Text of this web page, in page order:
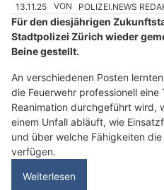
13.11.25 VON POLIZEI.NEWS
Für den diesjährigen
Stadtpolizei Zürich​​ wieder
Beine gestellt.
An verschiedenen Posten
die Feuerwehr professionell
Reanimation durchgeführt wird,
einem Unfall abläuft, wie
und über welche Fähigkeiten
verfügen.
Weiterlesen